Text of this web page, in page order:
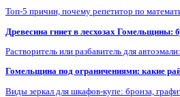
Топ-5 причин, почему репетитор по
Древесина гниет в лесхозах Гомельщины:
Растворитель или разбавитель для
Гомельщина под ограничениями: какие
Виды зеркал для шкафов-купе: бронза,